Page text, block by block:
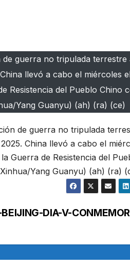
guerra no tripulada terrestre
llevó a cabo el miércoles
Resistencia del Pueblo Chino
Yang Guanyu) (ah) (ra) (ce)
de guerra no tripulada
China llevó a cabo el
Guerra de Resistencia del
Yang Guanyu) (ah) (ra)
DIA-V-